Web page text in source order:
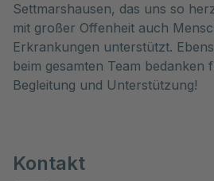
Settmarshausen, das uns so
mit großer Offenheit auch
Erkrankungen unterstützt.
beim gesamten Team bedanken
Begleitung und Unterstützung!
Kontakt